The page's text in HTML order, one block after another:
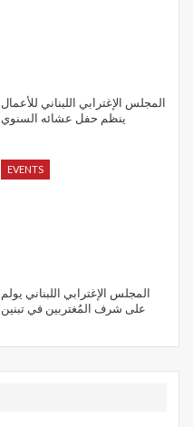
المجلس الإغترابي اللبناني للأعمال
ينظم حفل عشائه السنوي
EVENTS
المجلس الإغترابي اللبناني يولم
على شرف المُغتربين في تبنين